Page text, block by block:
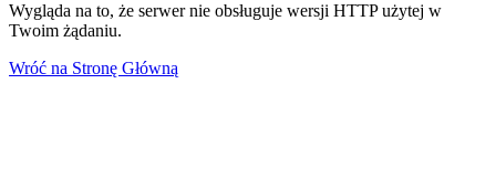
Wygląda na to, że serwer nie obsługuje wersji HTTP użytej w
Twoim żądaniu.
Wróć na Stronę Główną